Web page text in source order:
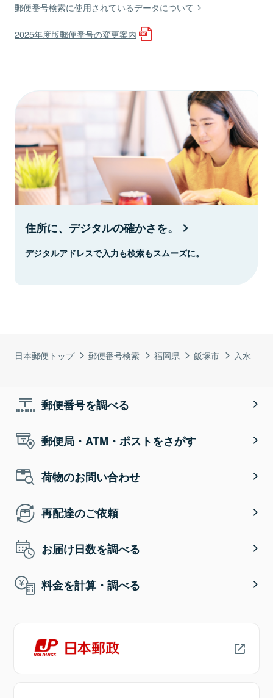
日本郵便トップ 郵便番号検索 福岡県 飯塚市 入水
郵便番号検索に使用されているデータについて
2025年度版郵便番号の変更案内
住所に、デジタルの確かさを。
デジタルアドレスで入力も検索もスムーズに。
郵便番号を調べる
郵便局・ATM・ポストをさがす
荷物のお問い合わせ
再配達のご依頼
お届け日数を調べる
料金を計算・調べる